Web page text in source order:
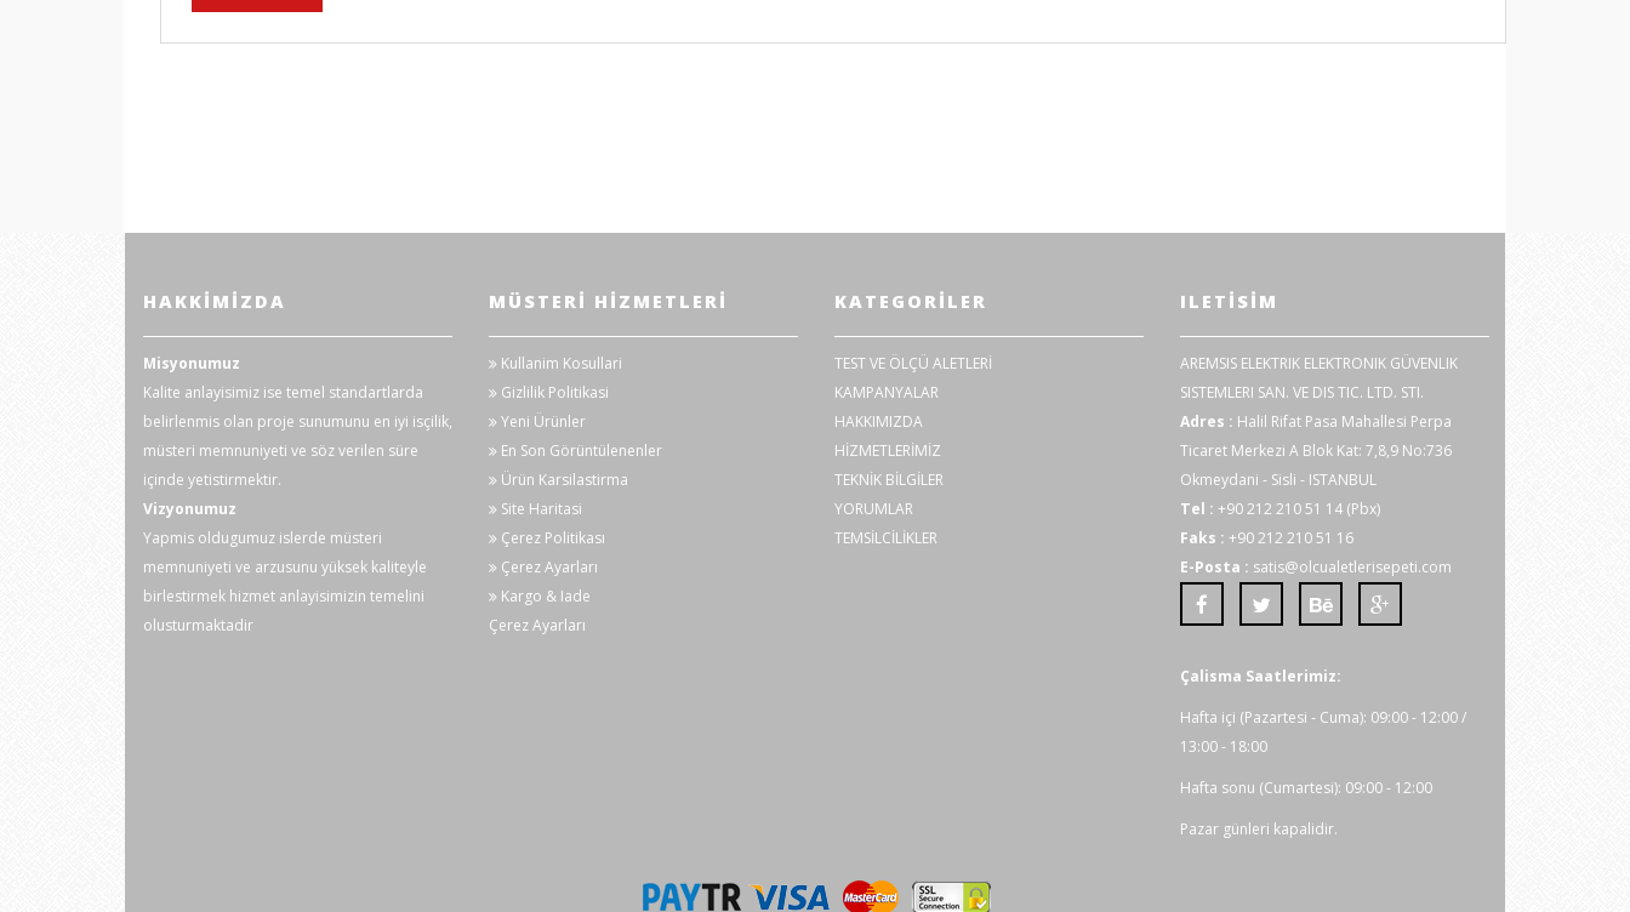
Ürün ile birlikte teslim edilenler
2 adet ölçüm kablosu
2 adet sivri uçlu banana prob
1 adet krokodil
1 adet taşıma çantası
4 adet AA pil
HAKKIMIZDA
Misyonumuz
Kalite anlayisimiz ise temel standartlarda
belirlenmis olan proje sunumunu en iyi isçilik,
müsteri memnuniyeti ve söz verilen süre
içinde yetistirmektir.
Vizyonumuz
Yapmis oldugumuz islerde müsteri
memnuniyeti ve arzusunu yüksek kaliteyle
birlestirmek hizmet anlayisimizin temelini
olusturmaktadir
MÜSTERI HIZMETLERI
Kullanim Kosullari
Gizlilik Politikasi
Yeni Ürünler
En Son Görüntülenenler
Ürün Karsilastirma
Site Haritasi
Çerez Politikası
Çerez Ayarları
Kargo & Iade
Çerez Ayarları
KATEGORILER
TEST VE ÖLÇÜ ALETLERİ
KAMPANYALAR
HAKKIMIZDA
HİZMETLERİMİZ
TEKNİK BİLGİLER
YORUMLAR
TEMSİLCİLİKLER
ILETISIM
AREMSIS ELEKTRIK ELEKTRONIK GÜVENLIK
SISTEMLERI SAN. VE DIS TIC. LTD. STI.
Adres : Halil Rifat Pasa Mahallesi Perpa
Ticaret Merkezi A Blok Kat: 7,8,9 No:736
Okmeydani - Sisli - ISTANBUL
Tel : +90 212 210 51 14 (Pbx)
Faks : +90 212 210 51 16
E-Posta : satis@olcualetlerisepeti.com
Çalisma Saatlerimiz:
Hafta içi (Pazartesi - Cuma): 09:00 - 12:00 /
13:00 - 18:00
Hafta sonu (Cumartesi): 09:00 - 12:00
Pazar günleri kapalidir.